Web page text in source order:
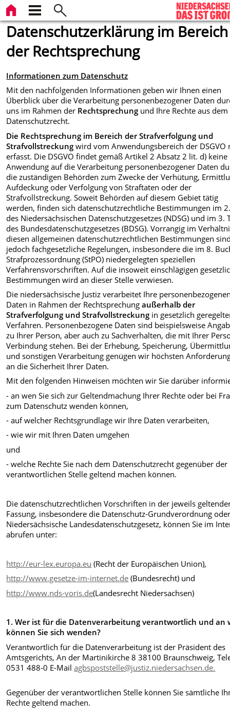
Datenschutzerklärung im Bereich
der Rechtsprechung
Informationen zum Datenschutz
Mit den nachfolgenden Informationen geben wir Ihnen einen
Überblick über die Verarbeitung personenbezogener Daten
uns im Rahmen der Rechtsprechung und Ihre Rechte aus dem
Datenschutzrecht.
Die Rechtsprechung im Bereich der Strafverfolgung und
Strafvollstreckung wird vom Anwendungsbereich der DSGVO
erfasst. Die DSGVO findet gemäß Artikel 2 Absatz 2 lit. d) keine
Anwendung auf die Verarbeitung personenbezogener Daten
die zuständigen Behörden zum Zwecke der Verhütung,
Aufdeckung oder Verfolgung von Straftaten oder der
Strafvollstreckung. Soweit Behörden auf diesem Gebiet tätig
werden, finden sich datenschutzrechtliche Bestimmungen im
des Niedersächsischen Datenschutzgesetzes (NDSG) und im 3.
des Bundesdatenschutzgesetzes (BDSG). Vorrangig im
diesen allgemeinen datenschutzrechtlichen Bestimmungen
jedoch fachgesetzliche Regelungen, insbesondere die im 8.
Strafprozessordnung (StPO) niedergelegten speziellen
Verfahrensvorschriften. Auf die insoweit einschlägigen
Bestimmungen wird an dieser Stelle verwiesen.
Die niedersächsische Justiz verarbeitet Ihre
Daten in Rahmen der Rechtsprechungaußerhalb der
Strafverfolgung und Strafvollstreckung in gesetzlich
Verfahren. Personenbezogene Daten sind beispielsweise
zu Ihrer Person, aber auch zu Sachverhalten, die mit Ihrer
Verbindung stehen. Bei der Erhebung, Speicherung,
und sonstigen Verarbeitung genügen wir höchsten
an die Sicherheit Ihrer Daten.
Mit den folgenden Hinweisen möchten wir Sie darüber
- an wen Sie sich zur Geltendmachung Ihrer Rechte oder bei
zum Datenschutz wenden können,
- auf welcher Rechtsgrundlage wir Ihre Daten verarbeiten,
- wie wir mit Ihren Daten umgehen
und
- welche Rechte Sie nach dem Datenschutzrecht gegenüber der
verantwortlichen Stelle geltend machen können.
Die datenschutzrechtlichen Vorschriften in der jeweils
Fassung, insbesondere die Datenschutz-Grundverordnung
Niedersächsische Landesdatenschutzgesetz, können Sie im
abrufen unter:
http://eur-lex.europa.eu (Recht der Europäischen Union),
http://www.gesetze-im-internet.de (Bundesrecht) und
http://www.nds-voris.de(Landesrecht Niedersachsen)
1. Wer ist für die Datenverarbeitung verantwortlich und an
können Sie sich wenden?
Verantwortlich für die Datenverarbeitung ist der Präsident des
Amtsgerichts, An der Martinikirche 8 38100 Braunschweig,
0531 488-0 E-Mailagbs­poststelle@justiz.niedersachsen.de.
Gegenüber der verantwortlichen Stelle können Sie sämtliche
Rechte geltend machen.